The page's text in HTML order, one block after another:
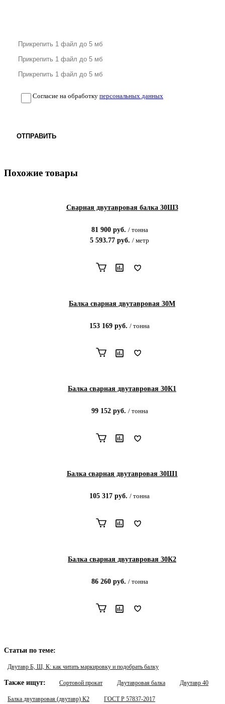
Согласие на обработку персональных данных
ОТПРАВИТЬ
Похожие товары
Сварная двутавровая балка 30Ш3
81 900руб. / тонна
5 593.77 руб. / метр
Балка сварная двутавровая 30М
153 169 руб. / тонна
Балка сварная двутавровая 30К1
99 152руб. / тонна
Балка сварная двутавровая 30Ш1
105 317 руб. / тонна
Балка сварная двутавровая 30К2
86 260руб. / тонна
Статьи по теме:
Двутавр Б, Ш, К: как читать маркировку и подобрать балку
Также ищут: Сортовой прокат Двутавровая балка Двутавр 40
Балка двутавровая (двутавр) К2 ГОСТ Р 57837-2017